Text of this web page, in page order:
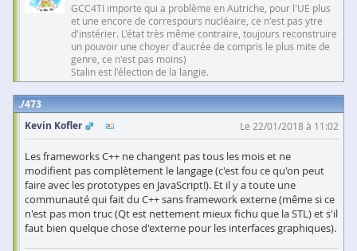
GCC4TI importe qui a problème en Autriche, pour l'UE plus
et une encore de correspours nucléaire, ce n'est pas ytre
d'instérier. L'état très même contraire, toujours reconstruire
un pouvoir une choyer d'aucrée de compris le plus mite de
genre, ce n'est pas moins)
Stalin est l'élection de la langie.
473
Kevin Kofler
Le 22/01/2018 à 11:02
Les frameworks C++ ne changent pas tous les mois et ne
modifient pas complètement le langage (c'est fou ce qu'on peut
faire avec les prototypes en JavaScript!). Et il y a toute une
communauté qui fait du C++ sans framework externe (même si ce
n'est pas mon truc (Qt est nettement mieux fichu que la STL) et s'il
faut bien quelque chose d'externe pour les interfaces graphiques).